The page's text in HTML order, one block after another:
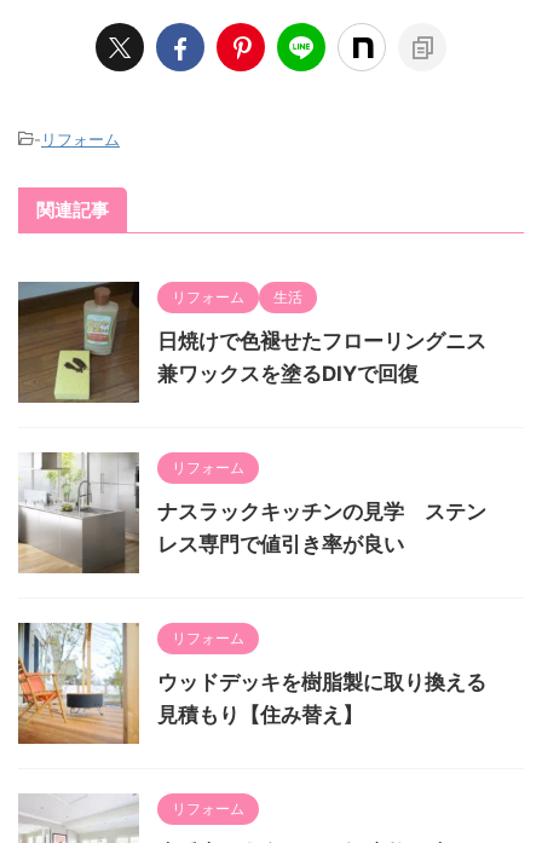
- リフォーム
関連記事
リフォーム 生活
日焼けで色褪せたフローリングニス
兼ワックスを塗るDIYで回復
リフォーム
ナスラックキッチンの見学 ステン
レス専門で値引き率が良い
リフォーム
ウッドデッキを樹脂製に取り換える
見積もり【住み替え】
リフォーム